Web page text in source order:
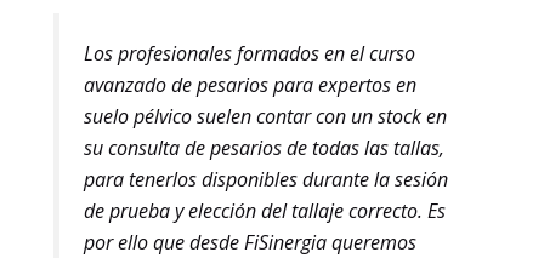
Los profesionales formados en el curso
avanzado de pesarios para expertos en
suelo pélvico suelen contar con un stock en
su consulta de pesarios de todas las tallas,
para tenerlos disponibles durante la sesión
de prueba y elección del tallaje correcto. Es
por ello que desde FiSinergia queremos